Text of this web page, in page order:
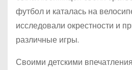
футбол и каталась на
исследовали окрестности и
различные игры.
Своими детскими